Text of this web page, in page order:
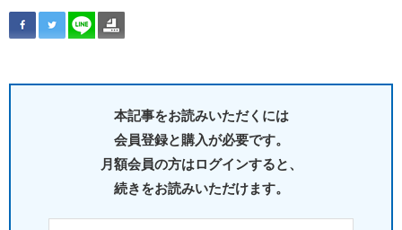
本記事をお読みいただくには
会員登録と購入が必要です。
月額会員の方はログインすると、
続きをお読みいただけます。